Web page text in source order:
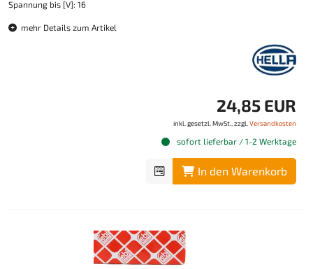
Spannung bis [V]: 16
mehr Details zum Artikel
24,85 EUR
inkl. gesetzl. MwSt., zzgl. Versandkosten
sofort lieferbar / 1-2 Werktage
In den Warenkorb